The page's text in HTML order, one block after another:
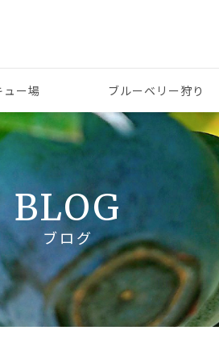
ュー場 ブルーベリー狩り
BLOG
ブログ